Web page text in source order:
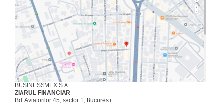
BUSINESSMEX S.A.
ZIARUL FINANCIAR
Bd. Aviatorilor 45, sector 1, Bucuresti